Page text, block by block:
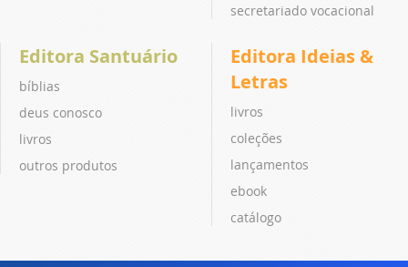
secretariado vocacional
Editora Santuário
bíblias
deus conosco
livros
outros produtos
Editora Ideias &
Letras
livros
coleções
lançamentos
ebook
catálogo